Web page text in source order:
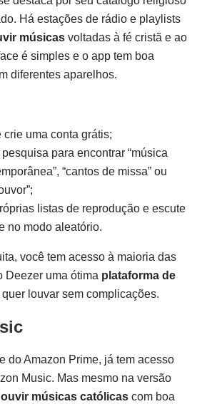
Há estações de rádio e playlists
músicas voltadas à fé cristã e ao
é simples e o app tem boa
diferentes aparelhos.
crie uma conta grátis;
para encontrar “música
“cantos de missa” ou
listas de reprodução e escute
no modo aleatório.
você tem acesso à maioria das
Deezer uma ótima plataforma de
louvar sem complicações.
do Amazon Prime, já tem acesso
Music. Mas mesmo na versão
ouvir músicas católicas com boa